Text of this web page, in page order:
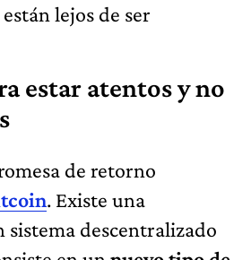
lejos de ser
estar atentos y no
de retorno
. Existe una
sistema descentralizado